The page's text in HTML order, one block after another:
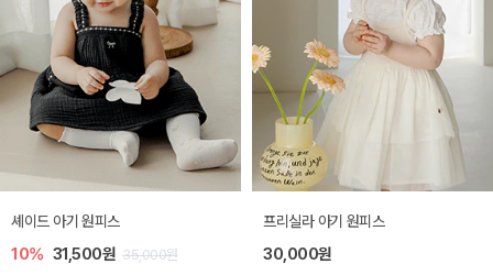
셰이드 아기 원피스
10% 31,500원 35,000원
프리실라 아기 원피스
30,000원